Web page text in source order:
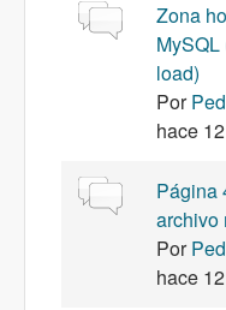
Discusión normal
Zona
load)
Por
hace
Discusión normal
Página
archivo
Por
hace